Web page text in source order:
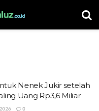
Nenek Jukir setelah
Uang Rp3,6 Miliar
0